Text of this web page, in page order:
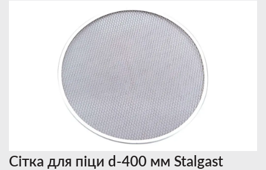
Сітка для піци d-400 мм Stalgast